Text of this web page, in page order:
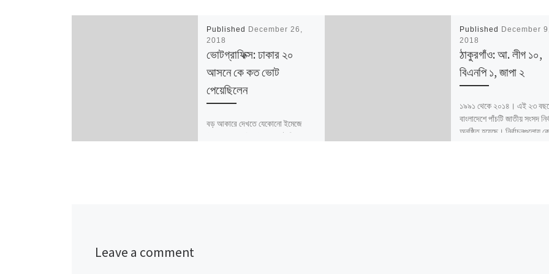
Published
December 26,
2018
ভোটগ্রাফিক্স: ঢাকার ২০
আসনে কে কত ভোট
পেয়েছিলেন
বড় আকারে দেখতে যেকোনো ইমেজে
ক্লিক করুন ডেটার উৎস: নির্বাচনী
Published
December
2018
ঠাকুরগাঁও: আ. লীগ ১০,
বিএনপি ১, জাপা ২
১৯৯১ থেকে ২০১৪। এই ২৩
বাংলাদেশে পাঁচটি জাতীয় সংসদ
অনুষ্ঠিত হয়েছে। নির্বাচনগুলোয়
Leave a comment